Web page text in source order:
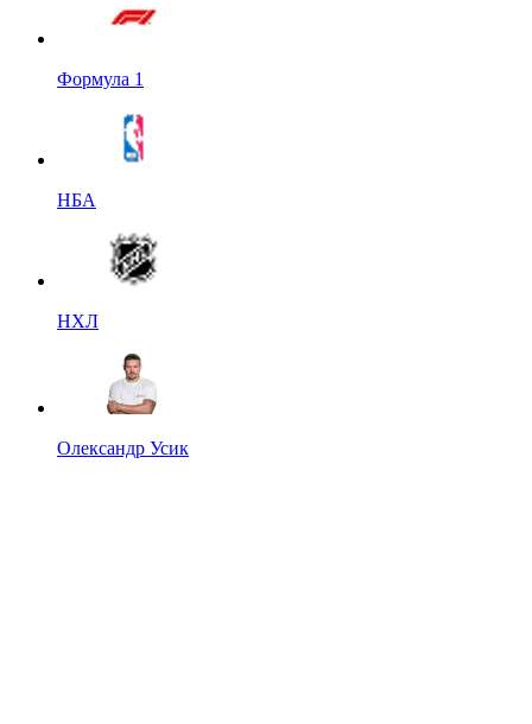
Формула 1
НБА
НХЛ
Олександр Усик